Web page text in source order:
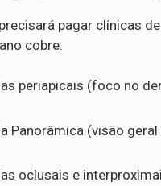
pagar clínicas
cobre:
periapicais (foco no
Panorâmica (visão geral
oclusais e